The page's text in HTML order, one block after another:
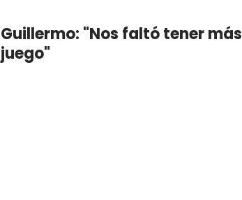
Guillermo: "Nos faltó tener más
juego"